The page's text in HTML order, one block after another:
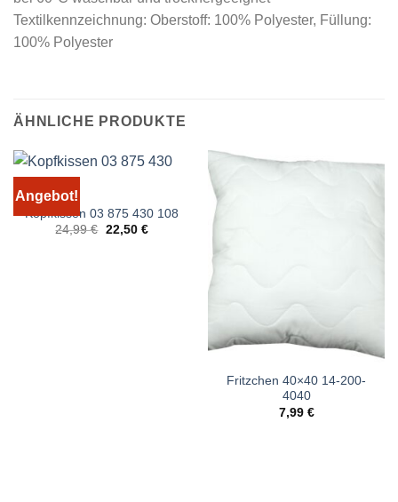
Textilkennzeichnung: Oberstoff: 100% Polyester, Füllung:
100% Polyester
ÄHNLICHE PRODUKTE
Angebot!
Kopfkissen 03 875 430 108
24,99€ Ursprünglicher
22,50 €Aktueller
Fritzchen 40×40 14-200-
4040
7,99 €